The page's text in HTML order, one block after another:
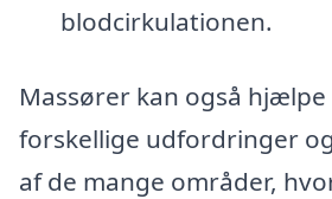
blodcirkulationen.
Massører kan også
forskellige udfordringer
af de mange områder,